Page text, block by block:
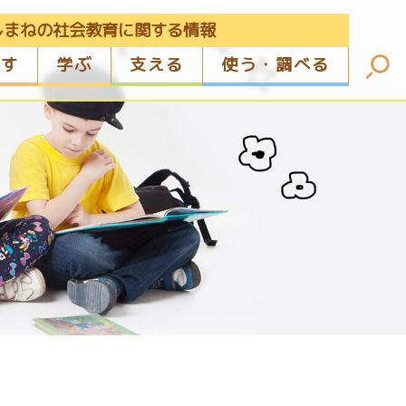
ねの社会教育に関する情報
学ぶ 支える 使う・調べる